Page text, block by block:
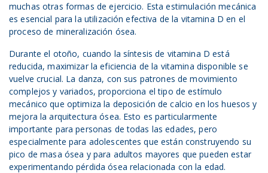
muchas otras formas de ejercicio. Esta estimulación mecánica
es esencial para la utilización efectiva de la vitamina D en el
proceso de mineralización ósea.
Durante el otoño, cuando la síntesis de vitamina D está
reducida, maximizar la eficiencia de la vitamina disponible se
vuelve crucial. La danza, con sus patrones de movimiento
complejos y variados, proporciona el tipo de estímulo
mecánico que optimiza la deposición de calcio en los huesos y
mejora la arquitectura ósea. Esto es particularmente
importante para personas de todas las edades, pero
especialmente para adolescentes que están construyendo su
pico de masa ósea y para adultos mayores que pueden estar
experimentando pérdida ósea relacionada con la edad.